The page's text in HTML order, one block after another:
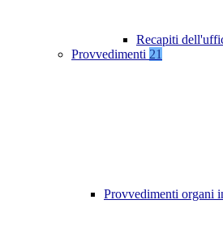
Recapiti
Provvedimenti 21
Provvedimenti organi